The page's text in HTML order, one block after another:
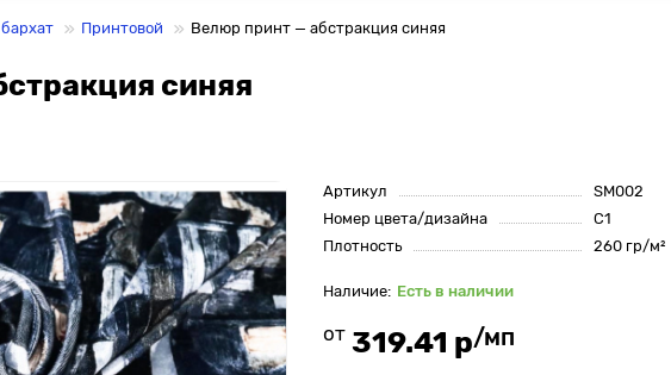
Принтовой Велюр принт — абстракция синяя
синяя
Артикул
SM002
Номер цвета/дизайна
С1
Плотность
260 гр/м²
Есть в наличии
от 319.41 р/мп